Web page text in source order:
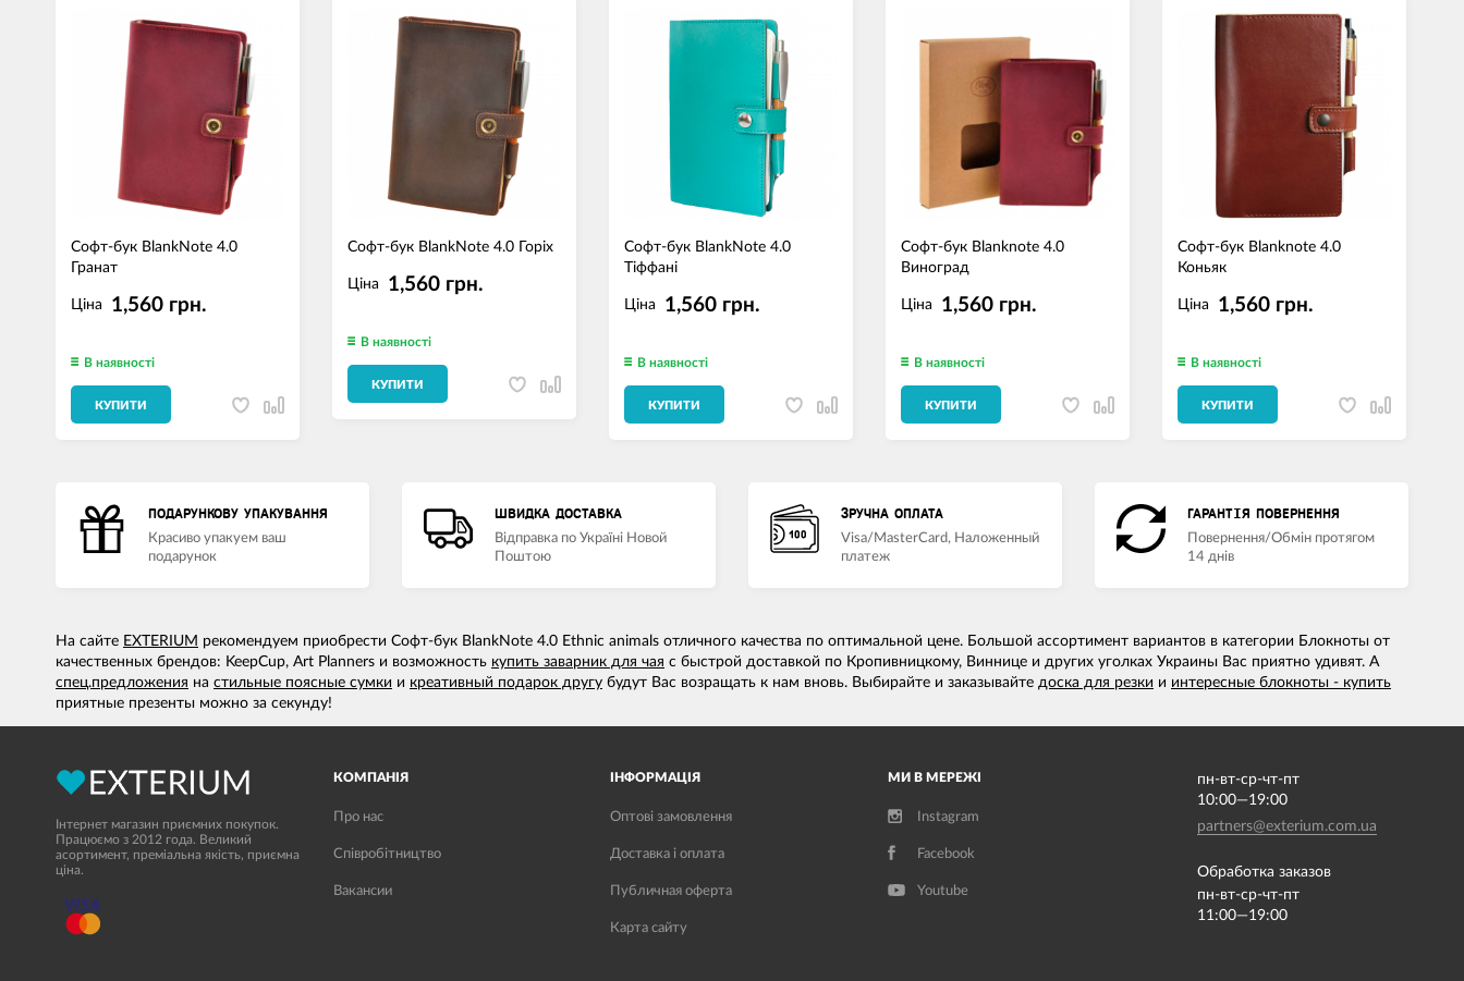
Софт-бук BlankNote 4.0
Гранат
Ціна 1,560 грн.
В наявності
КУПИТИ
Софт-бук BlankNote 4.0 Горіх
Ціна 1,560 грн.
В наявності
КУПИТИ
Софт-бук BlankNote 4.0
Тіффані
Ціна 1,560 грн.
В наявності
КУПИТИ
Софт-бук Blanknote 4.0
Виноград
Ціна 1,560 грн.
В наявності
КУПИТИ
Софт-бук Blanknote 4.0
Коньяк
Ціна 1,560 грн.
В наявності
КУПИТИ
ПОДАРУНКОВУ УПАКУВАННЯ
Красиво упакуем ваш
подарунок
ШВИДКА ДОСТАВКА
Відправка по Україні Новой
Поштою
ЗРУЧНА ОПЛАТА
Visa/MasterCard, Наложенный
платеж
ГАРАНТІЯ ПОВЕРНЕННЯ
Повернення/Обмін протягом
14 днів
На сайте EXTERIUM рекомендуем приобрести Софт-бук BlankNote 4.0 Ethnic animals отличного качества по оптимальной цене. Большой ассортимент вариантов в категории Блокноты от
качественных брендов: KeepCup, Art Planners и возможность купить заварник для чая с быстрой доставкой по Кропивницкому, Виннице и других уголках Украины Вас приятно удивят. А
спец.предложения на стильные поясные сумки и креативный подарок другу будут Вас возращать к нам вновь. Выбирайте и заказывайте доска для резки и интересные блокноты - купить
приятные презенты можно за секунду!
Інтернет магазин приємних покупок.
Працюємо з 2012 года. Великий
асортимент, преміальна якість, приємна
ціна.
КОМПАНІЯ
Про нас
Співробітництво
Вакансии
ІНФОРМАЦІЯ
Оптові замовлення
Доставка і оплата
Публичная оферта
Карта сайту
МИ В МЕРЕЖІ
Instagram
Facebook
Youtube
пн-вт-ср-чт-пт
10:00—19:00
partners@exterium.com.ua
Обработка заказов
пн-вт-ср-чт-пт
11:00—19:00